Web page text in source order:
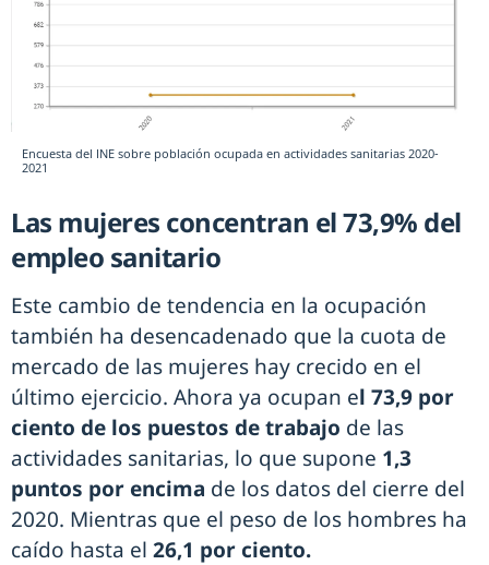
Encuesta del INE sobre población ocupada en actividades sanitarias 2020-
2021
Las mujeres concentran el 73,9% del
empleo sanitario
Este cambio de tendencia en la ocupación
también ha desencadenado que la cuota de
mercado de las mujeres hay crecido en el
último ejercicio. Ahora ya ocupan el 73,9 por
ciento de los puestos de trabajo de las
actividades sanitarias, lo que supone 1,3
puntos por encima de los datos del cierre del
2020. Mientras que el peso de los hombres ha
caído hasta el 26,1 por ciento.